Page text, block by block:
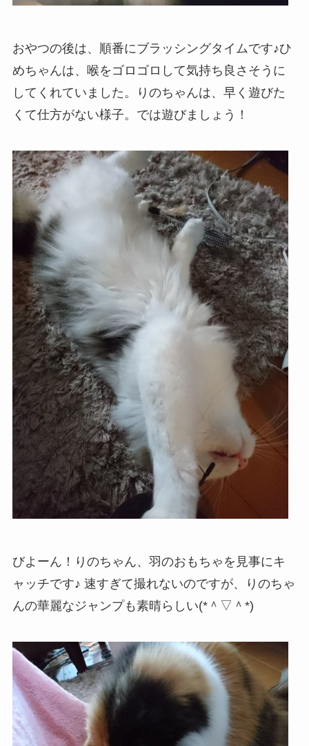
おやつの後は、順番にブラッシングタイムです♪ひ
めちゃんは、喉をゴロゴロして気持ち良さそうに
してくれていました。りのちゃんは、早く遊びた
くて仕方がない様子。では遊びましょう！
びよーん！りのちゃん、羽のおもちゃを見事にキ
ャッチです♪ 速すぎて撮れないのですが、りのちゃ
んの華麗なジャンプも素晴らしい(*＾▽＾*)